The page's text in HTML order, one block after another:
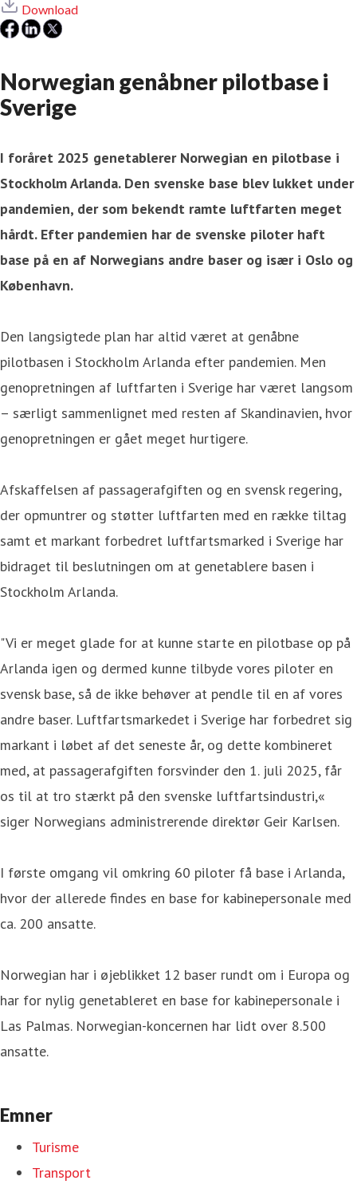
Download
Norwegian genåbner pilotbase i
Sverige
I foråret 2025 genetablerer Norwegian en pilotbase i
Stockholm Arlanda. Den svenske base blev lukket under
pandemien, der som bekendt ramte luftfarten meget
hårdt. Efter pandemien har de svenske piloter haft
base på en af Norwegians andre baser og især i Oslo og
København.
Den langsigtede plan har altid været at genåbne
pilotbasen i Stockholm Arlanda efter pandemien. Men
genopretningen af luftfarten i Sverige har været langsom
– særligt sammenlignet med resten af Skandinavien, hvor
genopretningen er gået meget hurtigere.
Afskaffelsen af passagerafgiften og en svensk regering,
der opmuntrer og støtter luftfarten med en række tiltag
samt et markant forbedret luftfartsmarked i Sverige har
bidraget til beslutningen om at genetablere basen i
Stockholm Arlanda.
"Vi er meget glade for at kunne starte en pilotbase op på
Arlanda igen og dermed kunne tilbyde vores piloter en
svensk base, så de ikke behøver at pendle til en af vores
andre baser. Luftfartsmarkedet i Sverige har forbedret sig
markant i løbet af det seneste år, og dette kombineret
med, at passagerafgiften forsvinder den 1. juli 2025, får
os til at tro stærkt på den svenske luftfartsindustri,«
siger Norwegians administrerende direktør Geir Karlsen.
I første omgang vil omkring 60 piloter få base i Arlanda,
hvor der allerede findes en base for kabinepersonale med
ca. 200 ansatte.
Norwegian har i øjeblikket 12 baser rundt om i Europa og
har for nylig genetableret en base for kabinepersonale i
Las Palmas. Norwegian-koncernen har lidt over 8.500
ansatte.
Emner
Turisme
Transport